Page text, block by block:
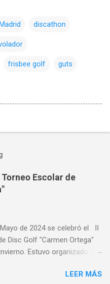
discathon
frisbee golf guts
Escolar de
de 2024 se celebró el II
Disc Golf "Carmen Ortega"
Estuvo organizado por
e INNOVA Discs y con la
LEER MÁS